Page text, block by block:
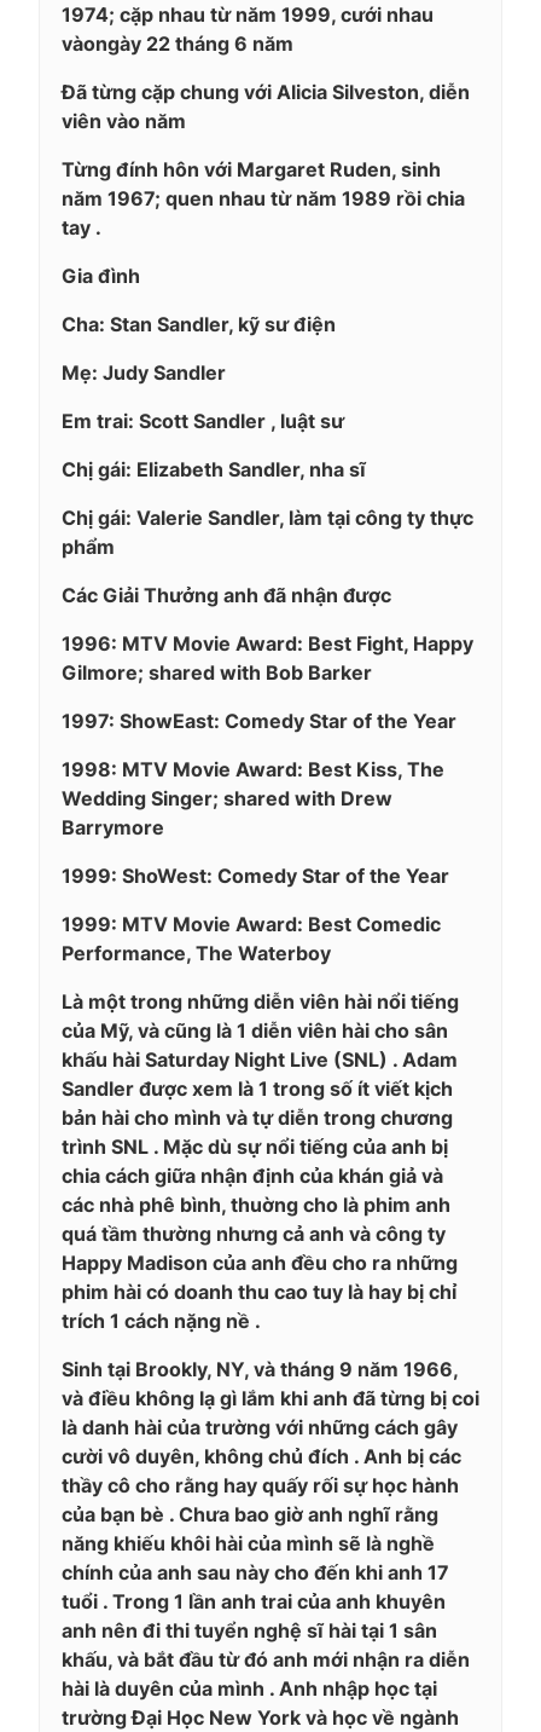
1974; cặp nhau từ năm 1999, cưới nhau
vàongày 22 tháng 6 năm
Đã từng cặp chung với Alicia Silveston, diễn
viên vào năm
Từng đính hôn với Margaret Ruden, sinh
năm 1967; quen nhau từ năm 1989 rồi chia
tay .
Gia đình
Cha: Stan Sandler, kỹ sư điện
Mẹ: Judy Sandler
Em trai: Scott Sandler , luật sư
Chị gái: Elizabeth Sandler, nha sĩ
Chị gái: Valerie Sandler, làm tại công ty thực
phẩm
Các Giải Thưởng anh đã nhận được
1996: MTV Movie Award: Best Fight, Happy
Gilmore; shared with Bob Barker
1997: ShowEast: Comedy Star of the Year
1998: MTV Movie Award: Best Kiss, The
Wedding Singer; shared with Drew
Barrymore
1999: ShoWest: Comedy Star of the Year
1999: MTV Movie Award: Best Comedic
Performance, The Waterboy
Là một trong những diễn viên hài nổi tiếng
của Mỹ, và cũng là 1 diễn viên hài cho sân
khấu hài Saturday Night Live (SNL) . Adam
Sandler được xem là 1 trong số ít viết kịch
bản hài cho mình và tự diễn trong chương
trình SNL . Mặc dù sự nổi tiếng của anh bị
chia cách giữa nhận định của khán giả và
các nhà phê bình, thuờng cho là phim anh
quá tầm thường nhưng cả anh và công ty
Happy Madison của anh đều cho ra những
phim hài có doanh thu cao tuy là hay bị chỉ
trích 1 cách nặng nề .
Sinh tại Brookly, NY, và tháng 9 năm 1966,
và điều không lạ gì lắm khi anh đã từng bị coi
là danh hài của trường với những cách gây
cười vô duyên, không chủ đích . Anh bị các
thầy cô cho rằng hay quấy rối sự học hành
của bạn bè . Chưa bao giờ anh nghĩ rằng
năng khiếu khôi hài của mình sẽ là nghề
chính của anh sau này cho đến khi anh 17
tuổi . Trong 1 lần anh trai của anh khuyên
anh nên đi thi tuyển nghệ sĩ hài tại 1 sân
khấu, và bắt đầu từ đó anh mới nhận ra diễn
hài là duyên của mình . Anh nhập học tại
trường Đại Học New York và học về ngành